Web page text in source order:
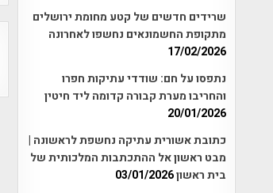
שרידים חדשים של קטע מחומת ירושלים
מתקופת החשמונאים נחשפו לאחרונה
17/02/2026
נתפסו על חם: שודדי עתיקות חפרו
והחריבו מערת קבורה קדומה ליד חיטין
20/01/2026
כתובת אשורית עתיקה נחשפת לראשונה |
מבט ראשון אל ההתכתבות המלכותית של
בית ראשון03/01/2026